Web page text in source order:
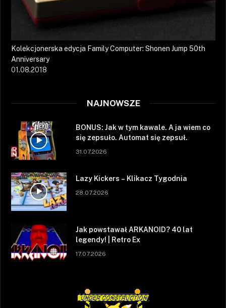
Kolekcjonerska edycja Family Computer: Shonen Jump 50th
Anniversary
01.08.2018
NAJNOWSZE
BONUS: Jak w tym kawale. A ja wiem co
się zepsuło. Automat się zepsuł.
31.07.2026
Lazy Kickers – Klikacz Tygodnia
28.07.2026
Jak powstawał ARKANOID? 40 lat
legendy! | Retro Ex
17.07.2026